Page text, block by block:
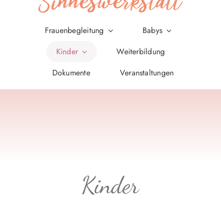
Frauenbegleitung
Babys
Kinder
Weiterbildung
Dokumente
Veranstaltungen
Kinder